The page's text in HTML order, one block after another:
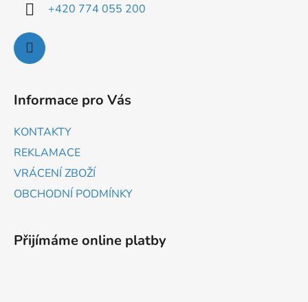
+420 774 055 200
Informace pro Vás
KONTAKTY
REKLAMACE
VRÁCENÍ ZBOŽÍ
OBCHODNÍ PODMÍNKY
Přijímáme online platby